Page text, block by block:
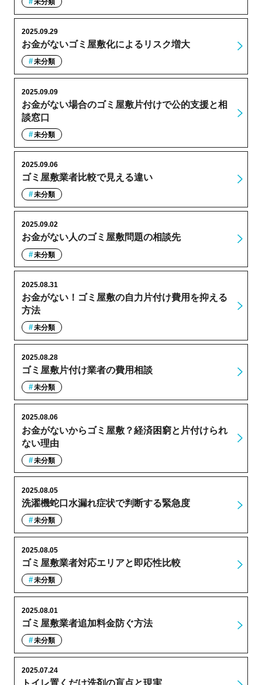
未分類
お金がないゴミ屋敷化によるリスク増大
2025.09.29
未分類
お金がない場合のゴミ屋敷片付けで公的支援と相
談窓口
2025.09.09
未分類
ゴミ屋敷業者比較で見える違い
2025.09.06
未分類
お金がない人のゴミ屋敷問題の相談先
2025.09.02
未分類
お金がない！ゴミ屋敷の自力片付け費用を抑える
方法
2025.08.31
未分類
ゴミ屋敷片付け業者の費用相談
2025.08.28
未分類
お金がないからゴミ屋敷？経済困窮と片付けられ
ない理由
2025.08.06
未分類
洗濯機蛇口水漏れ症状で判断する緊急度
2025.08.05
未分類
ゴミ屋敷業者対応エリアと即応性比較
2025.08.05
未分類
ゴミ屋敷業者追加料金防ぐ方法
2025.08.01
未分類
トイレ置くだけ洗剤の盲点と現実
2025.07.24